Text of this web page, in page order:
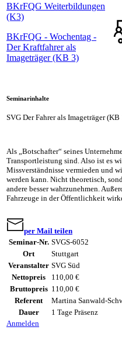
BKrFQG Weiterbildungen
(K3)
BKrFQG - Wochentag -
Der Kraftfahrer als
Imageträger (KB 3)
Seminarinhalte
SVG Der Fahrer als Imageträger (KB
Als „Botschafter“ seines
Transportleistung sind. Also ist es
Missverständnisse vermieden und
werden kann. Nicht theoretisch,
andere besser wahrzunehmen.
Fahrzeuge in der Öffentlichkeit
per Mail teilen
Seminar-Nr. SVGS-6052
Ort
Stuttgart
Veranstalter SVG Süd
Nettopreis
110,00 €
Bruttopreis 110,00 €
Referent
Martina Sanwald-
Dauer
1 Tage Präsenz
Anmelden